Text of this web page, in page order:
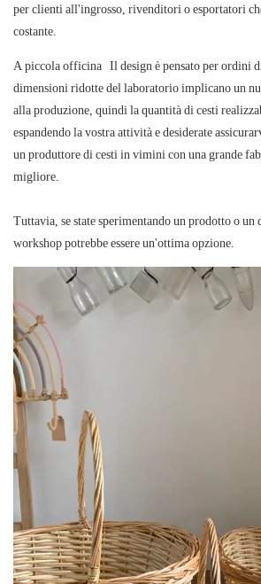
per clienti all'ingrosso, rivenditori o esportatori
costante.
A piccola officina Il design è pensato per ordini
dimensioni ridotte del laboratorio implicano un
alla produzione, quindi la quantità di cesti
espandendo la vostra attività e desiderate
un produttore di cesti in vimini con unagrande
migliore.
Tuttavia, se state sperimentando un prodotto o un
workshop potrebbe essere un'ottima opzione.